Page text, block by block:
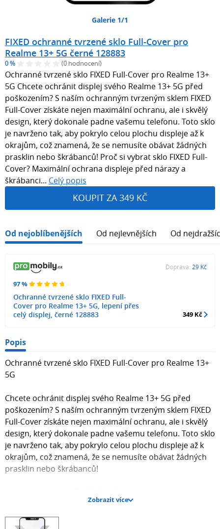
Galerie 1/1
FIXED ochranné tvrzené sklo Full-Cover pro
Realme 13+ 5G černé 128883
0 % (0 hodnocení)
Ochranné tvrzené sklo FIXED Full-Cover pro Realme 13+
5G Chcete ochránit displej svého Realme 13+ 5G před
poškozením? S naším ochranným tvrzeným sklem FIXED
Full-Cover získáte nejen maximální ochranu, ale i skvělý
design, který dokonale padne vašemu telefonu. Toto sklo
je navrženo tak, aby pokrylo celou plochu displeje až k
okrajům, což znamená, že se nemusíte obávat žádných
prasklin nebo škrábanců! Proč si vybrat sklo FIXED Full-
Cover? Maximální ochrana displeje před nárazy a
škrábanci... Celý popis
KOUPIT ZA 349 KČ
Od nejoblíbenějších Od nejlevnějších Od
97 %
Ochranné tvrzené sklo FIXED Full-
Cover pro Realme 13+ 5G, lepení přes
celý displej, černé 128883
Doprava: 29 Kč
349 Kč
Popis
Ochranné tvrzené sklo FIXED Full-Cover pro Realme 13+
5G
Chcete ochránit displej svého Realme 13+ 5G před
poškozením? S naším ochranným tvrzeným sklem FIXED
Full-Cover získáte nejen maximální ochranu, ale i skvělý
design, který dokonale padne vašemu telefonu. Toto sklo
je navrženo tak, aby pokrylo celou plochu displeje až k
okrajům, což znamená, že se nemusíte obávat žádných
prasklin nebo škrábanců!
Maximální ochrana displeje před nárazy a škrábanci
Zobrazit více